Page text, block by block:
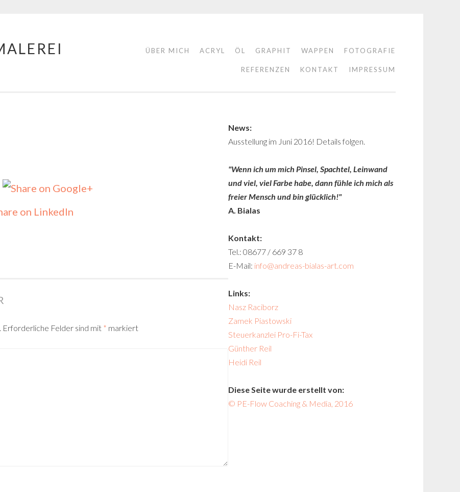
ÜBER MICH ACRYL ÖL GRAPHIT WAPPEN FOTOGRAFIE
REFERENZEN KONTAKT IMPRESSUM
Erforderliche Felder sind mit * markiert
News:
Ausstellung im Juni 2016! Details folgen.
"Wenn ich um mich Pinsel, Spachtel, Leinwand
und viel, viel Farbe habe, dann fühle ich mich als
freier Mensch und bin glücklich!"
A. Bialas
Kontakt:
Tel.: 08677 / 669 37 8
E-Mail: info@andreas-bialas-art.com
Links:
Nasz Raciborz
Zamek Piastowski
Steuerkanzlei Pro-Fi-Tax
Günther Reil
Heidi Reil
Diese Seite wurde erstellt von:
© PE-Flow Coaching & Media, 2016